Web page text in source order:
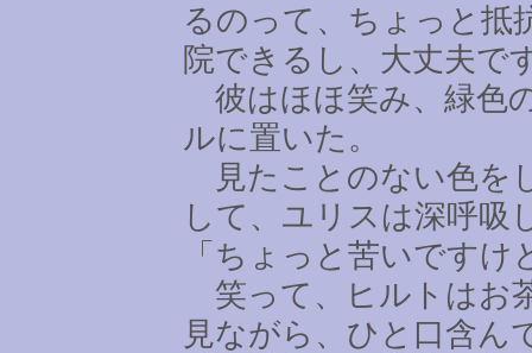
るのって、ちょっと抵
院できるし、大丈夫で
彼はほほ笑み、緑色
ルに置いた。
見たことのない色を
して、ユリスは深呼吸
「ちょっと苦いです
笑って、ヒルトはお
見ながら、ひと口含ん